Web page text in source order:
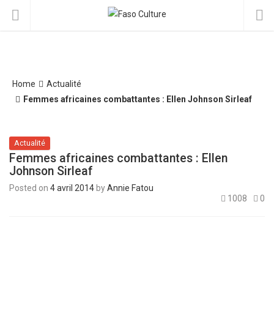
Home
Actualité
Femmes africaines combattantes : Ellen Johnson Sirleaf
Actualité
Femmes africaines combattantes : Ellen
Johnson Sirleaf
Posted on 4 avril 2014 byAnnie Fatou
1008
0